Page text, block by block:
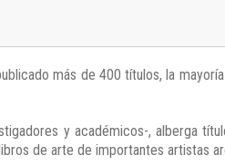
más de 400 títulos, la
y académicos-, alberga
de arte de importantes artistas